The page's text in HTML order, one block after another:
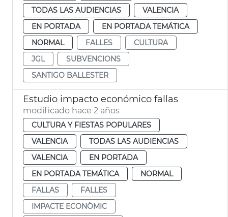
TODAS LAS AUDIENCIAS
VALENCIA
EN PORTADA
EN PORTADA TEMÁTICA
NORMAL
FALLES
CULTURA
JGL
SUBVENCIONS
SANTIGO BALLESTER
Estudio impacto económico fallas
modificado hace 2 años
CULTURA Y FIESTAS POPULARES
VALENCIA
TODAS LAS AUDIENCIAS
VALENCIA
EN PORTADA
EN PORTADA TEMÁTICA
NORMAL
FALLAS
FALLES
IMPACTE ECONÒMIC